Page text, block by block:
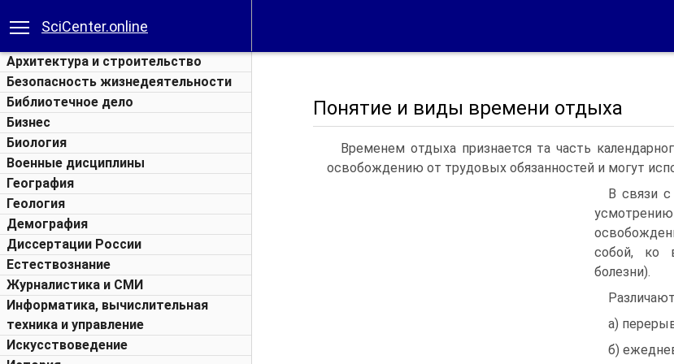
SciCenter.online
Архитектура и строительство
Безопасность жизнедеятельности
Библиотечное дело
Бизнес
Биология
Военные дисциплины
География
Геология
Демография
Диссертации России
Естествознание
Журналистика и СМИ
Информатика, вычислительная
техника и управление
Искусствоведение
Понятие и виды времени отдыха
Временем отдыха признается та часть
освобождению от трудовых обязанностей и могут
В связи
собой, ко
болезни).
а)
б)